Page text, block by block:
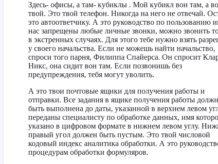
Здесь- офисы, а там- кубиклы . Мой кубикл вон там, а
твой. Это твой телефон. Никогда на него не отвечай.
это автоответчику. А это руководство по пользованию
нас запрещены любые личные звонки, можно звонить
в экстренных случаях. Для этого тебе нужно взять
у своего начальства. Если не можешь найти начальство,
спроси того парня, Филиппа Спайерса. Он спросит
Никс, она сидит вон там. Если позвонишь без
предупреждения, тебя могут уволить.
А это твои почтовые ящики для получения работы и
отправки. Все задания в ящике получения работы
быть выполнена до даты, указанной в верхнем левом
переданы специалисту по обработке данных, имя
указано в цифровом формате в нижнем левом углу.
правый угол должен быть пустым. Это твой числовой
кодовый индекс аналитика обработки. А это
процедурам обработки формуляров.